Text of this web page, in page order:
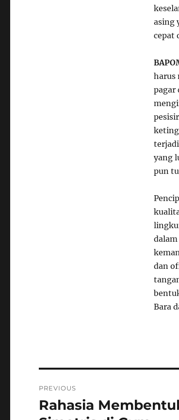
asing
cepat
harus
pagar
yang
pun
dan
Bara
pos
PREVIOUS
Previous
post:
Rahasia